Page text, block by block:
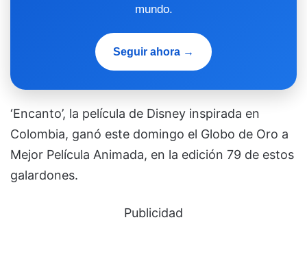
mundo.
Seguir ahora →
‘Encanto’, la película de Disney inspirada en
Colombia, ganó este domingo el Globo de Oro a
Mejor Película Animada, en la edición 79 de estos
galardones.
Publicidad